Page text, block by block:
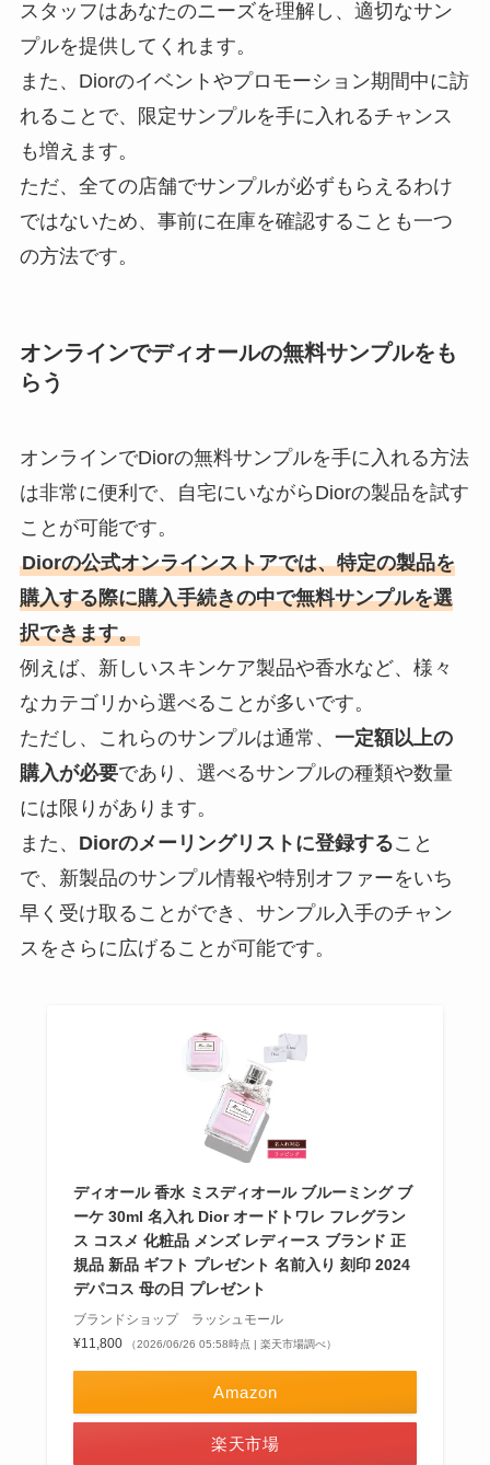
スタッフはあなたのニーズを理解し、適切なサン
プルを提供してくれます。
また、Diorのイベントやプロモーション期間中に訪
れることで、限定サンプルを手に入れるチャンス
も増えます。
ただ、全ての店舗でサンプルが必ずもらえるわけ
ではないため、事前に在庫を確認することも一つ
の方法です。
オンラインでディオールの無料サンプルをも
らう
オンラインでDiorの無料サンプルを手に入れる方法
は非常に便利で、自宅にいながらDiorの製品を試す
ことが可能です。
Diorの公式オンラインストアでは、特定の製品を
購入する際に購入手続きの中で無料サンプルを選
択できます。
例えば、新しいスキンケア製品や香水など、様々
なカテゴリから選べることが多いです。
ただし、これらのサンプルは通常、 一定額以上の
購入が必要であり、選べるサンプルの種類や数量
には限りがあります。
また、 Diorのメーリングリストに登録すること
で、新製品のサンプル情報や特別オファーをいち
早く受け取ることができ、サンプル入手のチャン
スをさらに広げることが可能です。
ディオール 香水 ミスディオール ブルーミング ブ
ーケ 30ml 名入れ Dior オードトワレ フレグラン
ス コスメ 化粧品 メンズ レディース ブランド 正
規品 新品 ギフト プレゼント 名前入り 刻印 2024
デパコス 母の日 プレゼント
ブランドショップ ラッシュモール
¥11,800
（2026/06/26 05:58時点 | 楽天市場調べ）
Amazon
楽天市場